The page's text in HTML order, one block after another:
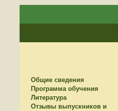
Общие сведения
Программа обучения
Литература
Отзывы выпускников и